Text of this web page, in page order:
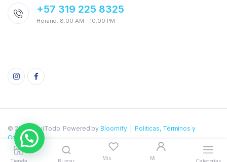
Tienda Buscar Mis Mi Categorías
+57 319 225 8325
Horario: 8:00 AM – 10:00 PM
© 2026 AquiTodo. Powered byBloomify| Politicas, Términos y
Condiciones